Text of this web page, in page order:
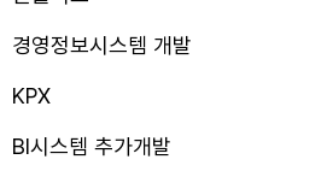
경영정보시스템 개발
KPX
BI시스템 추가개발